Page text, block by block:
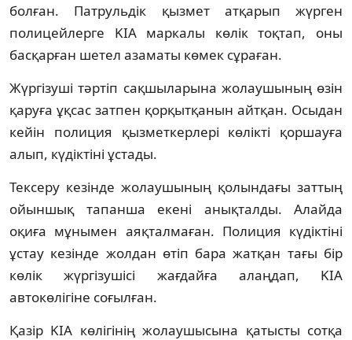
болған. Патрульдік қызмет атқарып жүрген
полицейлерге KIA маркалы көлік тоқтап, оны
басқарған шетел азаматы көмек сұраған.
Жүргізуші тәртіп сақшыларына жолаушының өзін
қаруға ұқсас затпен қорқытқанын айтқан. Осыдан
кейін полиция қызметкерлері көлікті қоршауға
алып, күдіктіні ұстады.
Тексеру кезінде жолаушының қолындағы заттың
ойыншық тапанша екені анықталды. Алайда
оқиға мұнымен аяқталмаған. Полиция күдіктіні
ұстау кезінде жолдан өтіп бара жатқан тағы бір
көлік жүргізушісі жағдайға алаңдап, KIA
автокөлігіне соғылған.
Қазір KIA көлігінің жолаушысына қатысты сотқа